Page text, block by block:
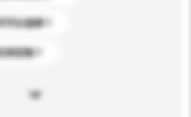
以选择？
定制？